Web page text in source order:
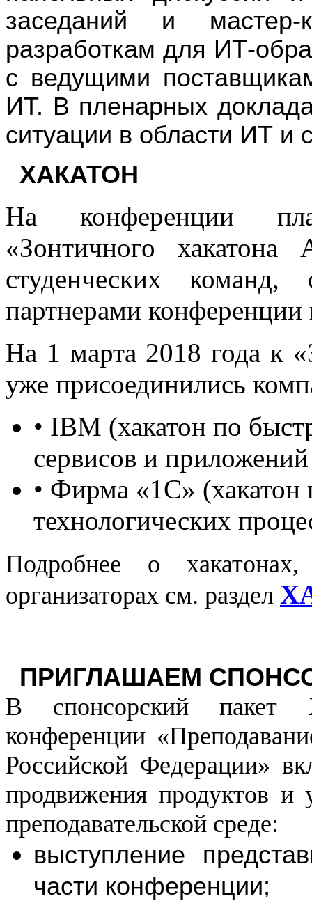
заседаний и мастер-
разработкам для ИТ-
с ведущими
ИТ. В пленарных
ситуации в области ИТ и
ХАКАТОН
На конференции
«Зонтичного
студенческих команд,
партнерами конференции
На 1 марта 2018 года к
уже присоединились
• IBM (хакатон по
сервисов и
• Фирма «1C» (хакатон
технологических
Подробнее о
организаторах см. раздел
ПРИГЛАШАЕМ
В спонсорский пакет
конференции
Российской Федерации»
продвижения продуктов и
преподавательской среде:
выступление
части конференции;